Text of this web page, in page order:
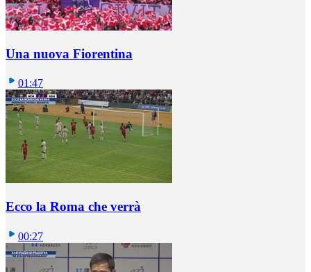
Una nuova Fiorentina
01:47
Ecco la Roma che verrà
00:27